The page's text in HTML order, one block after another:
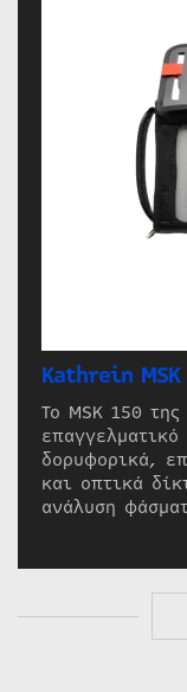
Kathrein MSK
Το MSK 150
δορυφορικά,
και οπτικά
ανάλυση